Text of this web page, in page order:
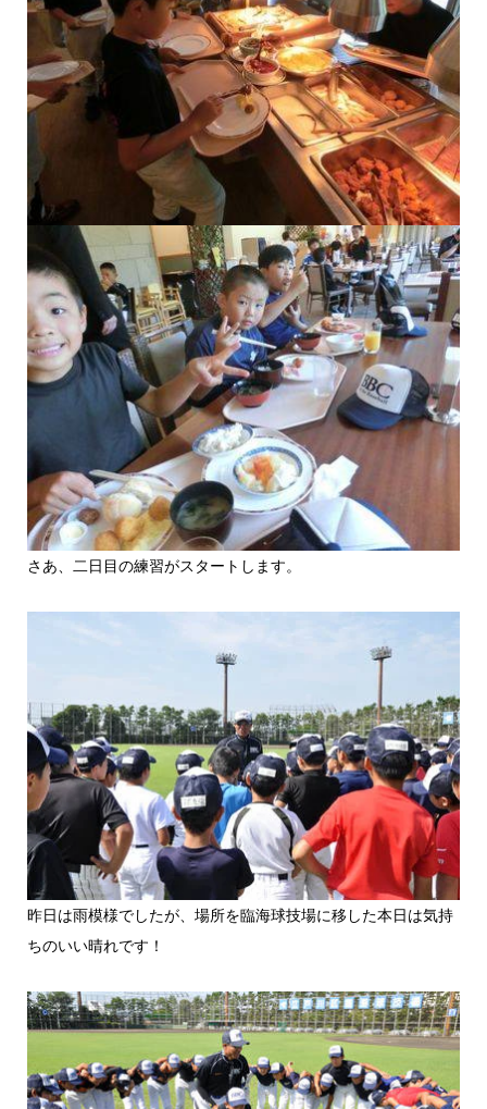
さあ、二日目の練習がスタートします。
昨日は雨模様でしたが、場所を臨海球技場に移した本日は気持
ちのいい晴れです！